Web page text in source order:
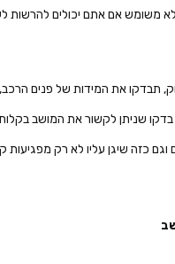
משומש אם אתם יכולים להרשות
תבדקו את המידות של פנים הרכב,
שניתן לקשור את המושב
כזה שיגן עליו לא רק מפגיעות